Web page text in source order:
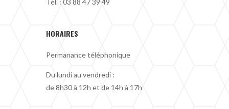
Tél. : 03 88 47 39 49
HORAIRES
Permanance téléphonique
Du lundi au vendredi :
de 8h30 à 12h et de 14h à 17h